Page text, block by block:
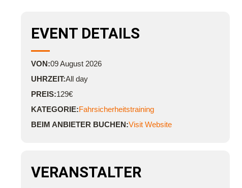
EVENT DETAILS
VON:09August 2026
UHRZEIT:All day
PREIS:129€
KATEGORIE:Fahrsicherheitstraining
BEIM ANBIETER BUCHEN:Visit Website
VERANSTALTER